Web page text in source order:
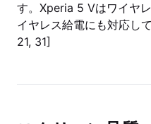
す。Xperia 5 Vはワイヤ
イヤレス給電にも対応し
21, 31]